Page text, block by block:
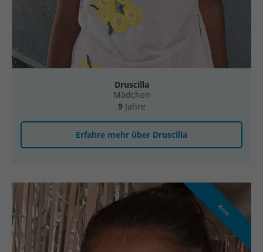
Druscilla
Mädchen
9Jahre
Erfahre mehr über Druscilla
Krim